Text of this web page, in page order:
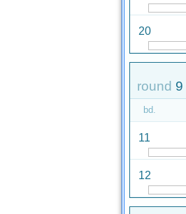
20
round 9
bd.
11
12